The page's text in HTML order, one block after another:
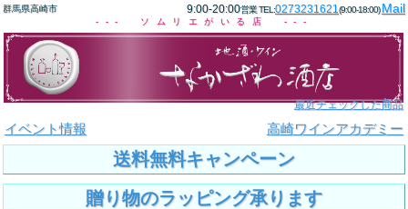
群馬県高崎市 9:00-20:00営業 TEL:0273231621(9:00-18:00)Mail
--- ソムリエがいる店 ---
最近チェックした商品
イベント情報 高崎ワインアカデミー
送料無料キャンペーン
贈り物のラッピング承ります